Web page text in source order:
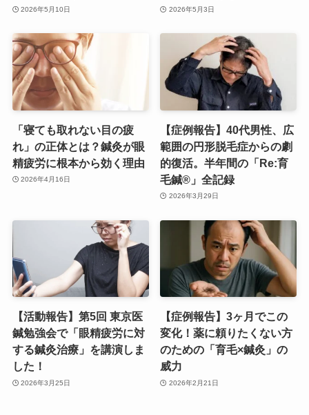
2026年5月10日 2026年5月3日
「寝ても取れない目の疲
れ」の正体とは？鍼灸が眼
精疲労に根本から効く理由
2026年4月16日
【症例報告】40代男性、広
範囲の円形脱毛症からの劇
的復活。半年間の「Re:育
毛鍼®」全記録
2026年3月29日
【活動報告】第5回 東京医
鍼勉強会で「眼精疲労に対
する鍼灸治療」を講演しま
した！
2026年3月25日
【症例報告】3ヶ月でこの
変化！薬に頼りたくない方
のための「育毛×鍼灸」の
威力
2026年2月21日